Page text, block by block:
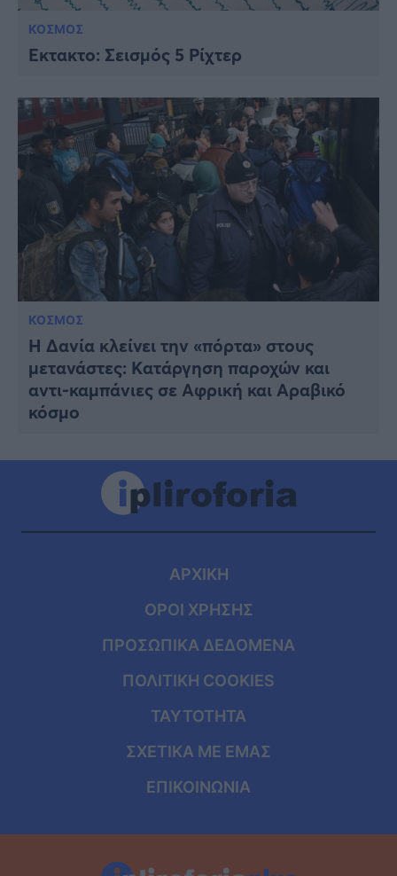
ΚΟΣΜΟΣ
Έκτακτο: Σεισμός 5 Ρίχτερ
ΚΟΣΜΟΣ
Η Δανία κλείνει την «πόρτα» στους
μετανάστες: Kατάργηση παροχών και
αντι-καμπάνιες σε Αφρική και Αραβικό
κόσμο
ΑΡΧΙΚΗ
ΟΡΟΙ ΧΡΗΣΗΣ
ΠΡΟΣΩΠΙΚΑ ΔΕΔΟΜΕΝΑ
ΠΟΛΙΤΙΚΗ COOKIES
ΤΑΥΤΟΤΗΤΑ
ΣΧΕΤΙΚΑ ΜΕ ΕΜΑΣ
ΕΠΙΚΟΙΝΩΝΙΑ